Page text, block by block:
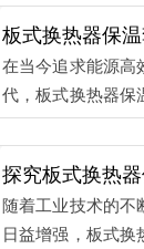
量散失问题一直是
关键因素。为了解
保温套应运而生。
...
在当今追求能源高
代，板式换热器保
中提升能源效率的
随着工业技术的不
日益增强，板式